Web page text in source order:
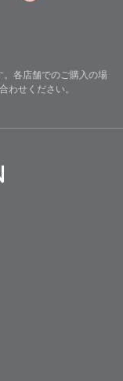
各店舗でのご購入の場
わせください。